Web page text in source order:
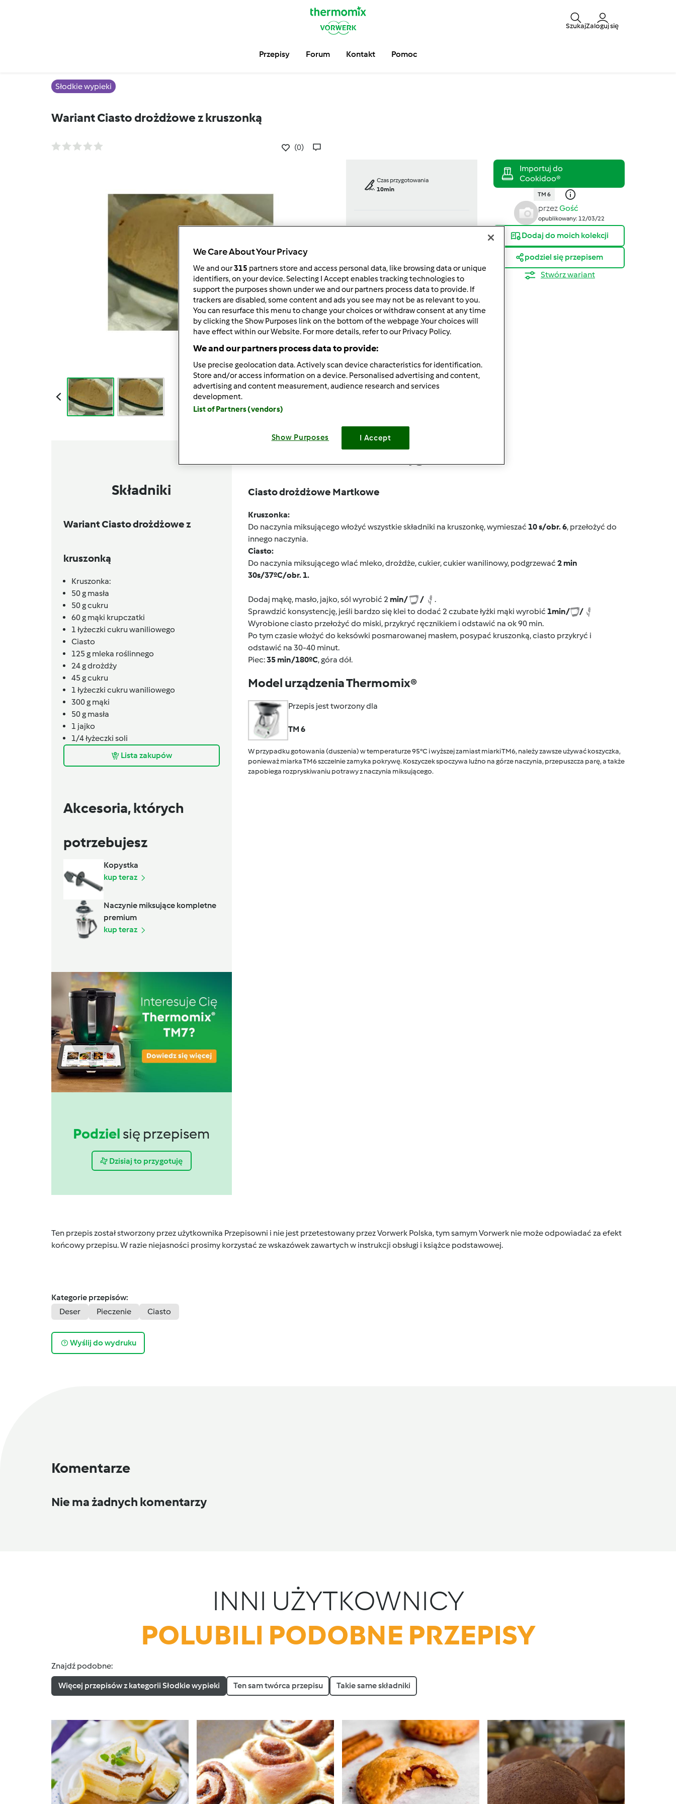
SzukajZaloguj się
Przepisy Forum Kontakt Pomoc
Słodkie wypieki
Wariant Ciasto drożdżowe z kruszonką
(0)
Czas przygotowania
10min
porcja/porcje/porcji
25 porcja/porcje/porcji
Poziom
TM 6
przezGość
opublikowany: 12/03/22
Dodaj do moich kolekcji
podziel się przepisem
Stwórz wariant
Składniki
Wariant Ciasto drożdżowe z
kruszonką
Kruszonka:
50g masła
50gcukru
60g mąki krupczatki
1 łyżeczki cukru waniliowego
Ciasto
125 g mleka roślinnego
24gdrożdży
45 gcukru
1 łyżeczki cukru waniliowego
300g mąki
50g masła
1 jajko
1/4łyżeczki soli
Lista zakupów
Akcesoria, których
potrzebujesz
Kopystka
kup teraz
Naczynie miksujące kompletne
premium
kup teraz
Podziel się przepisem
Dzisiaj to przygotuję
Ciasto drożdżowe Martkowe
Kruszonka:
Do naczynia miksującego włożyć wszystkie składniki na kruszonkę, wymieszać 10 s/obr. 6, przełożyć do
innego naczynia.
Ciasto:
Do naczynia miksującego wlać mleko, drożdże, cukier, cukier wanilinowy, podgrzewać 2 min
30s/37ºC/obr. 1.
Dodaj mąkę, masło, jajko, sól wyrobić 2min/ /
.
Sprawdzić konsystencję, jeśli bardzo się klei to dodać 2 czubate łyżki mąki wyrobić 1min/
/
Wyrobione ciasto przełożyć do miski, przykryć ręcznikiem i odstawić na ok 90 min.
Po tym czasie włożyć do keksówki posmarowanej masłem, posypać kruszonką, ciasto przykryć i
odstawić na 30-40 minut.
Piec:35 min/180ºC, góra dół.
Model urządzenia Thermomix®
Przepis jest tworzony dla
TM 6
W przypadku gotowania (duszenia) w temperaturze 95°C i wyższej zamiast miarki TM6, należy zawsze używać koszyczka,
ponieważ miarka TM6 szczelnie zamyka pokrywę. Koszyczek spoczywa luźno na górze naczynia, przepuszcza parę, a także
zapobiega rozpryskiwaniu potrawy z naczynia miksującego.
Ten przepis został stworzony przez użytkownika Przepisowni i nie jest przetestowany przez Vorwerk Polska, tym samym Vorwerk nie może odpowiadać za efekt
końcowy przepisu. W razie niejasności prosimy korzystać ze wskazówek zawartych w instrukcji obsługi i książce podstawowej.
Kategorie przepisów:
Deser
Pieczenie Ciasto
Wyślij do wydruku
Komentarze
Nie ma żadnych komentarzy
INNI UŻYTKOWNICY
POLUBILI PODOBNE PRZEPISY
Znajdź podobne:
Więcej przepisów z kategorii Słodkie wypieki Ten sam twórca przepisu Takie same składniki
We Care About Your Privacy
We and our315 partners store and access personal data, like browsing data or unique
identifiers, on your device. Selecting I Accept enables tracking technologies to
support the purposes shown under we and our partners process data to provide. If
trackers are disabled, some content and ads you see may not be as relevant to you.
You can resurface this menu to change your choices or withdraw consent at any time
by clicking the Show Purposes link on the bottom of the webpage .Your choices will
have effect within our Website. For more details, refer to our Privacy Policy.
We and our partners process data to provide:
Use precise geolocation data. Actively scan device characteristics for identification.
Store and/or access information on a device. Personalised advertising and content,
advertising and content measurement, audience research and services
development.
List of Partners (vendors)
Show Purposes I Accept